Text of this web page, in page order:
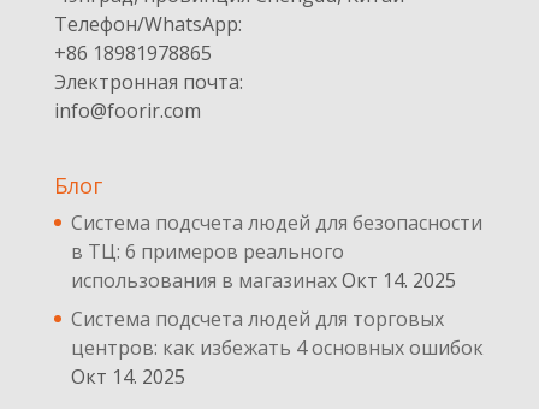
Телефон/WhatsApp:
+86 18981978865
Электронная почта:
info@foorir.com
Блог
Система подсчета людей для безопасности
в ТЦ: 6 примеров реального
использования в магазинахОкт 14. 2025
Система подсчета людей для торговых
центров: как избежать 4 основных ошибок
Окт 14. 2025